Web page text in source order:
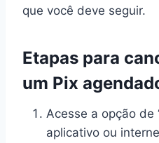
que você deve seguir.
Etapas para
um Pix
Acesse a opção de
aplicativo ou